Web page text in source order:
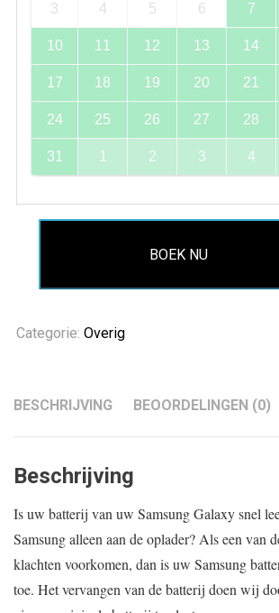
3 4 5 6 7
10 11 12 13 14
17 18 19 20 21
24 25 26 27 28
31 1 2 3 4
BOEK NU
Categorie: Overig
BESCHRIJVING BEOORDELINGEN (0)
Beschrijving
Is uw batterij van uw Samsung Galaxy snel
Samsung alleen aan de oplader? Als een van
klachten voorkomen, dan is uw Samsung
toe. Het vervangen van de batterij doen wij